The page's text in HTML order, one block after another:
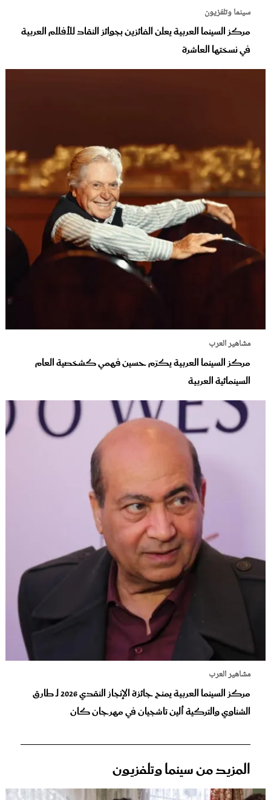
سينما وتلفزيون
مركز السينما العربية يعلن الفائزين بجوائز النقاد للأفلام العربية
في نسختها العاشرة
مشاهير العرب
مركز السينما العربية يكرّم حسين فهمي كشخصية العام
السينمائية العربية
مشاهير العرب
مركز السينما العربية يمنح جائزة الإنجاز النقدي 2026 لـ طارق
الشناوي والتركية ألين تاشجيان في مهرجان كان
المزيد من سينما وتلفزيون